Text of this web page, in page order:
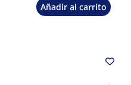
Añadir al carrito